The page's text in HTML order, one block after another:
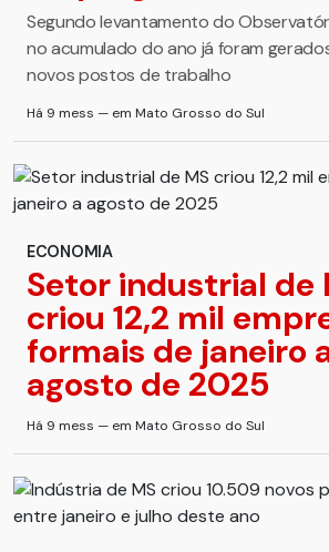
Segundo levantamento do
no acumulado do ano já foram
novos postos de trabalho
Há 9 mess — em Mato Grosso do Sul
ECONOMIA
Setor industrial de
criou 12,2 mil
formais de janeiro
agosto de 2025
Há 9 mess — em Mato Grosso do Sul